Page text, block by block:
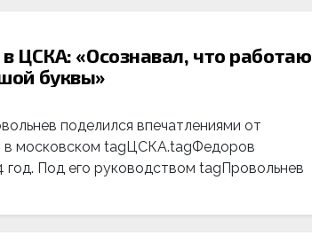
ЦСКА: «Осознавал, что работаю
буквы»
поделился впечатлениями от
в московском tagЦСКА.tagФедоров
год. Под его руководством tagПровольнев